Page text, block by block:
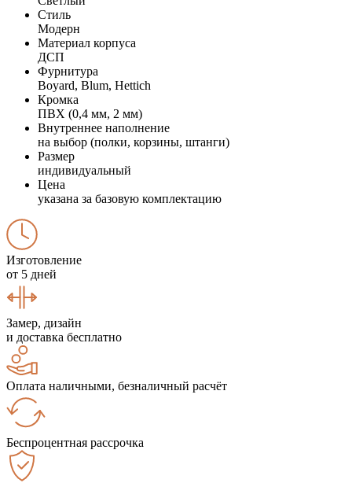
Стиль
Модерн
Материал корпуса
ДСП
Фурнитура
Boyard, Blum, Hettich
Кромка
ПВХ (0,4 мм, 2 мм)
Внутреннее наполнение
на выбор (полки, корзины, штанги)
Размер
индивидуальный
Цена
указана за базовую комплектацию
Изготовление
от 5 дней
Замер, дизайн
и доставка бесплатно
Оплата наличными, безналичный расчёт
Беспроцентная рассрочка